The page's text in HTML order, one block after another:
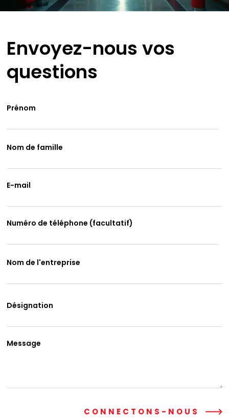
Envoyez-nous vos
questions
Prénom
Nom de famille
E-mail
Numéro de téléphone (facultatif)
Nom de l'entreprise
Désignation
Message
CONNECTONS-NOUS